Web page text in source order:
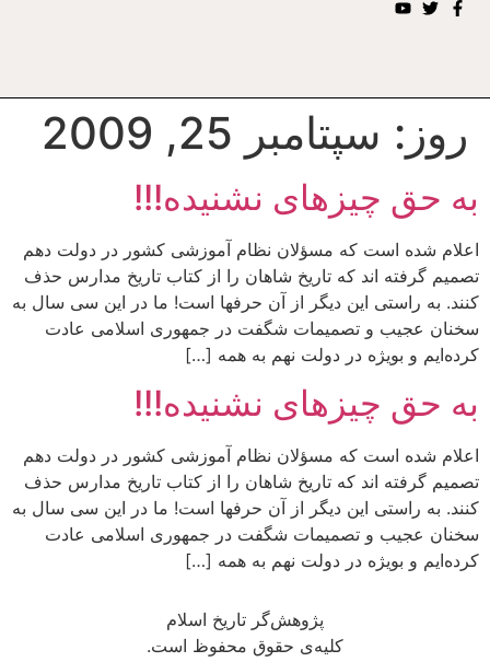
روز: سپتامبر 25, 2009
به حق چیزهای نشنیده!!!
اعلام شده است که مسؤلان نظام آموزشی کشور در دولت دهم
تصمیم گرفته اند که تاریخ شاهان را از کتاب تاریخ مدارس حذف
کنند. به راستی این دیگر از آن حرفها است! ما در این سی سال به
سخنان عجیب و تصمیمات شگفت در جمهوری اسلامی عادت
کرده‌ایم و بویژه در دولت نهم به همه […]
به حق چیزهای نشنیده!!!
اعلام شده است که مسؤلان نظام آموزشی کشور در دولت دهم
تصمیم گرفته اند که تاریخ شاهان را از کتاب تاریخ مدارس حذف
کنند. به راستی این دیگر از آن حرفها است! ما در این سی سال به
سخنان عجیب و تصمیمات شگفت در جمهوری اسلامی عادت
کرده‌ایم و بویژه در دولت نهم به همه […]
پژوهش‌گر تاریخ اسلام
کلیه‌ی حقوق محفوظ است.